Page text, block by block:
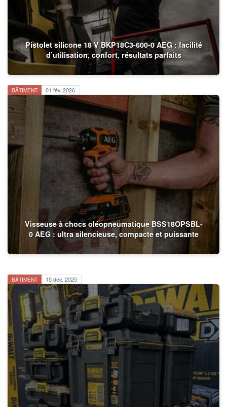
Pistolet silicone 18 V BKP18C3-600-0 AEG : facilité
d’utilisation, confort, résultats parfaits
BÂTIMENT 01 fév. 2026
Visseuse à chocs oléopneumatique BSS18OPSBL-
0 AEG : ultra silencieuse, compacte et puissante
BÂTIMENT 15 déc. 2025